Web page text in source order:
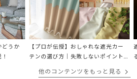
どうか
【プロが伝授】おしゃれな遮光カー
テンの選び方｜失敗しないポイント
他のコンテンツをもっと見る